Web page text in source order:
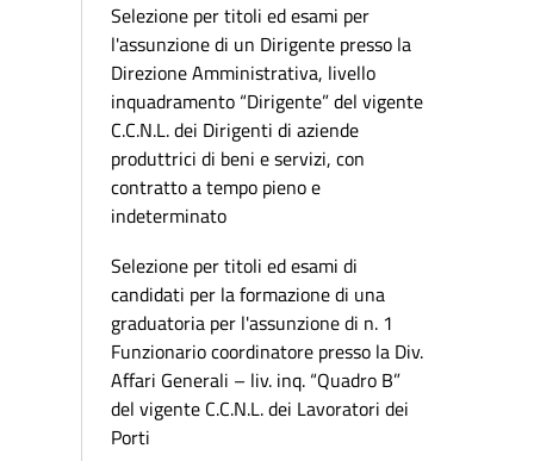
Selezione per titoli ed esami per
l'assunzione di un Dirigente presso la
Direzione Amministrativa, livello
inquadramento “Dirigente” del vigente
C.C.N.L. dei Dirigenti di aziende
produttrici di beni e servizi, con
contratto a tempo pieno e
indeterminato
Selezione per titoli ed esami di
candidati per la formazione di una
graduatoria per l'assunzione di n. 1
Funzionario coordinatore presso la Div.
Affari Generali – liv. inq. “Quadro B”
del vigente C.C.N.L. dei Lavoratori dei
Porti